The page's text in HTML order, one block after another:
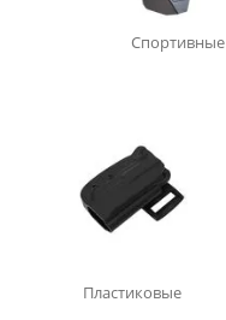
Спортивные
Пластиковые